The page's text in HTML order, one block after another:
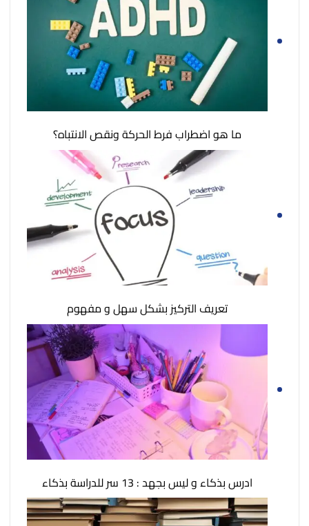
ما هو اضطراب فرط الحركة ونقص الانتباه؟
تعريف التركيز بشكل سهل و مفهوم
ادرس بذكاء و ليس بجهد : 13 سر للدراسة بذكاء